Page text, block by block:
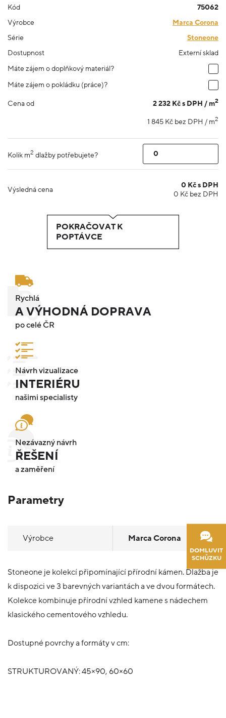
DOMLUVIT
SCHŮZKU
Kód
75062
Výrobce
Marca Corona
Série
Stoneone
Dostupnost
Externí sklad
Máte zájem o doplňkový materiál?
Máte zájem o pokládku (práce)?
Cena od
2 232 Kč s DPH / m2
1 845 Kč bez DPH / m2
Kolik m2 dlažby potřebujete?
Výsledná cena 0 Kč s DPH
0 Kč bez DPH
POKRAČOVAT K
POPTÁVCE
Rychlá
A VÝHODNÁ DOPRAVA
po celé ČR
Návrh vizualizace
INTERIÉRU
našimi specialisty
Nezávazný návrh
ŘEŠENÍ
a zaměření
Parametry
Výrobce Marca Corona
Stoneone je kolekcí připomínající přírodní kámen. Dlažba je
k dispozici ve 3 barevných variantách a ve dvou formátech.
Kolekce kombinuje přírodní vzhled kamene s nádechem
klasického cementového vzhledu.
Dostupné povrchy a formáty v cm:
STRUKTUROVANÝ: 45×90, 60×60